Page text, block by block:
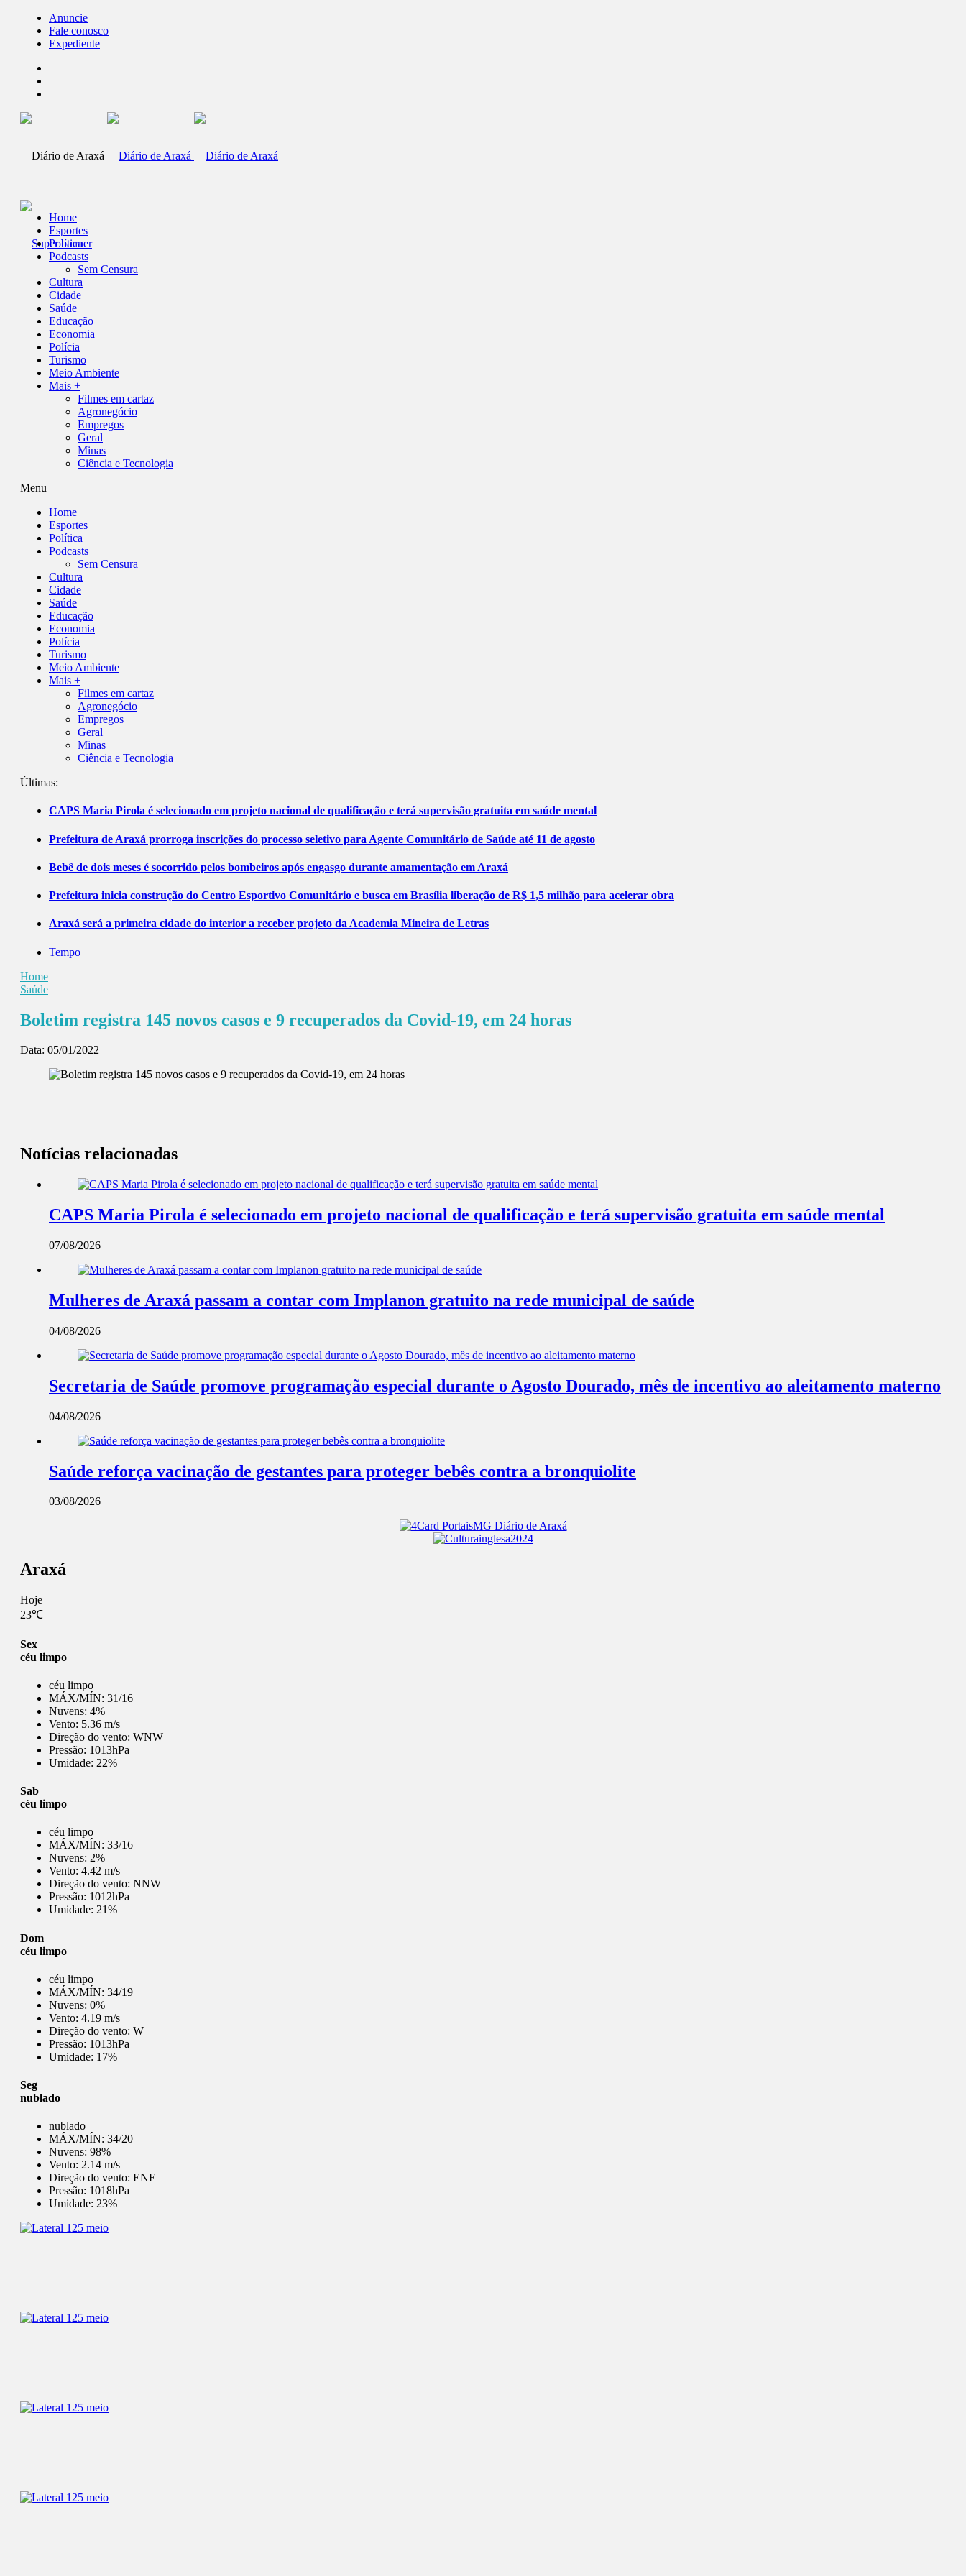
Anuncie
Fale conosco
Expediente
Home
Esportes
Política
Podcasts
Sem Censura
Cultura
Cidade
Saúde
Educação
Economia
Polícia
Turismo
Meio Ambiente
Mais +
Filmes em cartaz
Agronegócio
Empregos
Geral
Minas
Ciência e Tecnologia
Menu
Home
Esportes
Política
Podcasts
Sem Censura
Cultura
Cidade
Saúde
Educação
Economia
Polícia
Turismo
Meio Ambiente
Mais +
Filmes em cartaz
Agronegócio
Empregos
Geral
Minas
Ciência e Tecnologia
Últimas:
CAPS Maria Pirola é selecionado em projeto nacional de qualificação e terá supervisão gratuita em saúde mental
Prefeitura de Araxá prorroga inscrições do processo seletivo para Agente Comunitário de Saúde até 11 de agosto
Bebê de dois meses é socorrido pelos bombeiros após engasgo durante amamentação em Araxá
Prefeitura inicia construção do Centro Esportivo Comunitário e busca em Brasília liberação de R$ 1,5 milhão para acelerar obra
Araxá será a primeira cidade do interior a receber projeto da Academia Mineira de Letras
Tempo
Home
Saúde
Boletim registra 145 novos casos e 9 recuperados da Covid-19, em 24 horas
Data: 05/01/2022
Notícias relacionadas
CAPS Maria Pirola é selecionado em projeto nacional de qualificação e terá supervisão gratuita em saúde mental
07/08/2026
Mulheres de Araxá passam a contar com Implanon gratuito na rede municipal de saúde
04/08/2026
Secretaria de Saúde promove programação especial durante o Agosto Dourado, mês de incentivo ao aleitamento materno
04/08/2026
Saúde reforça vacinação de gestantes para proteger bebês contra a bronquiolite
03/08/2026
Araxá
Hoje
23℃
Sex
céu limpo
céu limpo
MÁX/MÍN: 31/16
Nuvens: 4%
Vento: 5.36 m/s
Direção do vento: WNW
Pressão: 1013hPa
Umidade: 22%
Sab
céu limpo
céu limpo
MÁX/MÍN: 33/16
Nuvens: 2%
Vento: 4.42 m/s
Direção do vento: NNW
Pressão: 1012hPa
Umidade: 21%
Dom
céu limpo
céu limpo
MÁX/MÍN: 34/19
Nuvens: 0%
Vento: 4.19 m/s
Direção do vento: W
Pressão: 1013hPa
Umidade: 17%
Seg
nublado
nublado
MÁX/MÍN: 34/20
Nuvens: 98%
Vento: 2.14 m/s
Direção do vento: ENE
Pressão: 1018hPa
Umidade: 23%